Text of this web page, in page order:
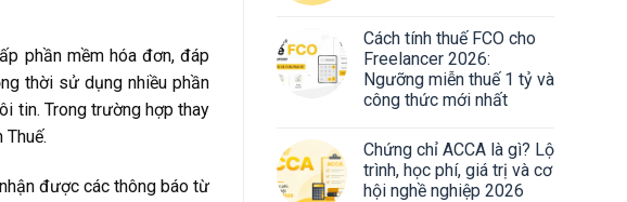
phần mềm hóa đơn, đáp
thời sử dụng nhiều phần
tin. Trong trường hợp thay
được các thông báo từ
Cách tính thuế FCO cho
Freelancer 2026:
Ngưỡng miễn thuế 1 tỷ và
công thức mới nhất
Chứng chỉ ACCA là gì? Lộ
trình, học phí, giá trị và cơ
hội nghề nghiệp 2026